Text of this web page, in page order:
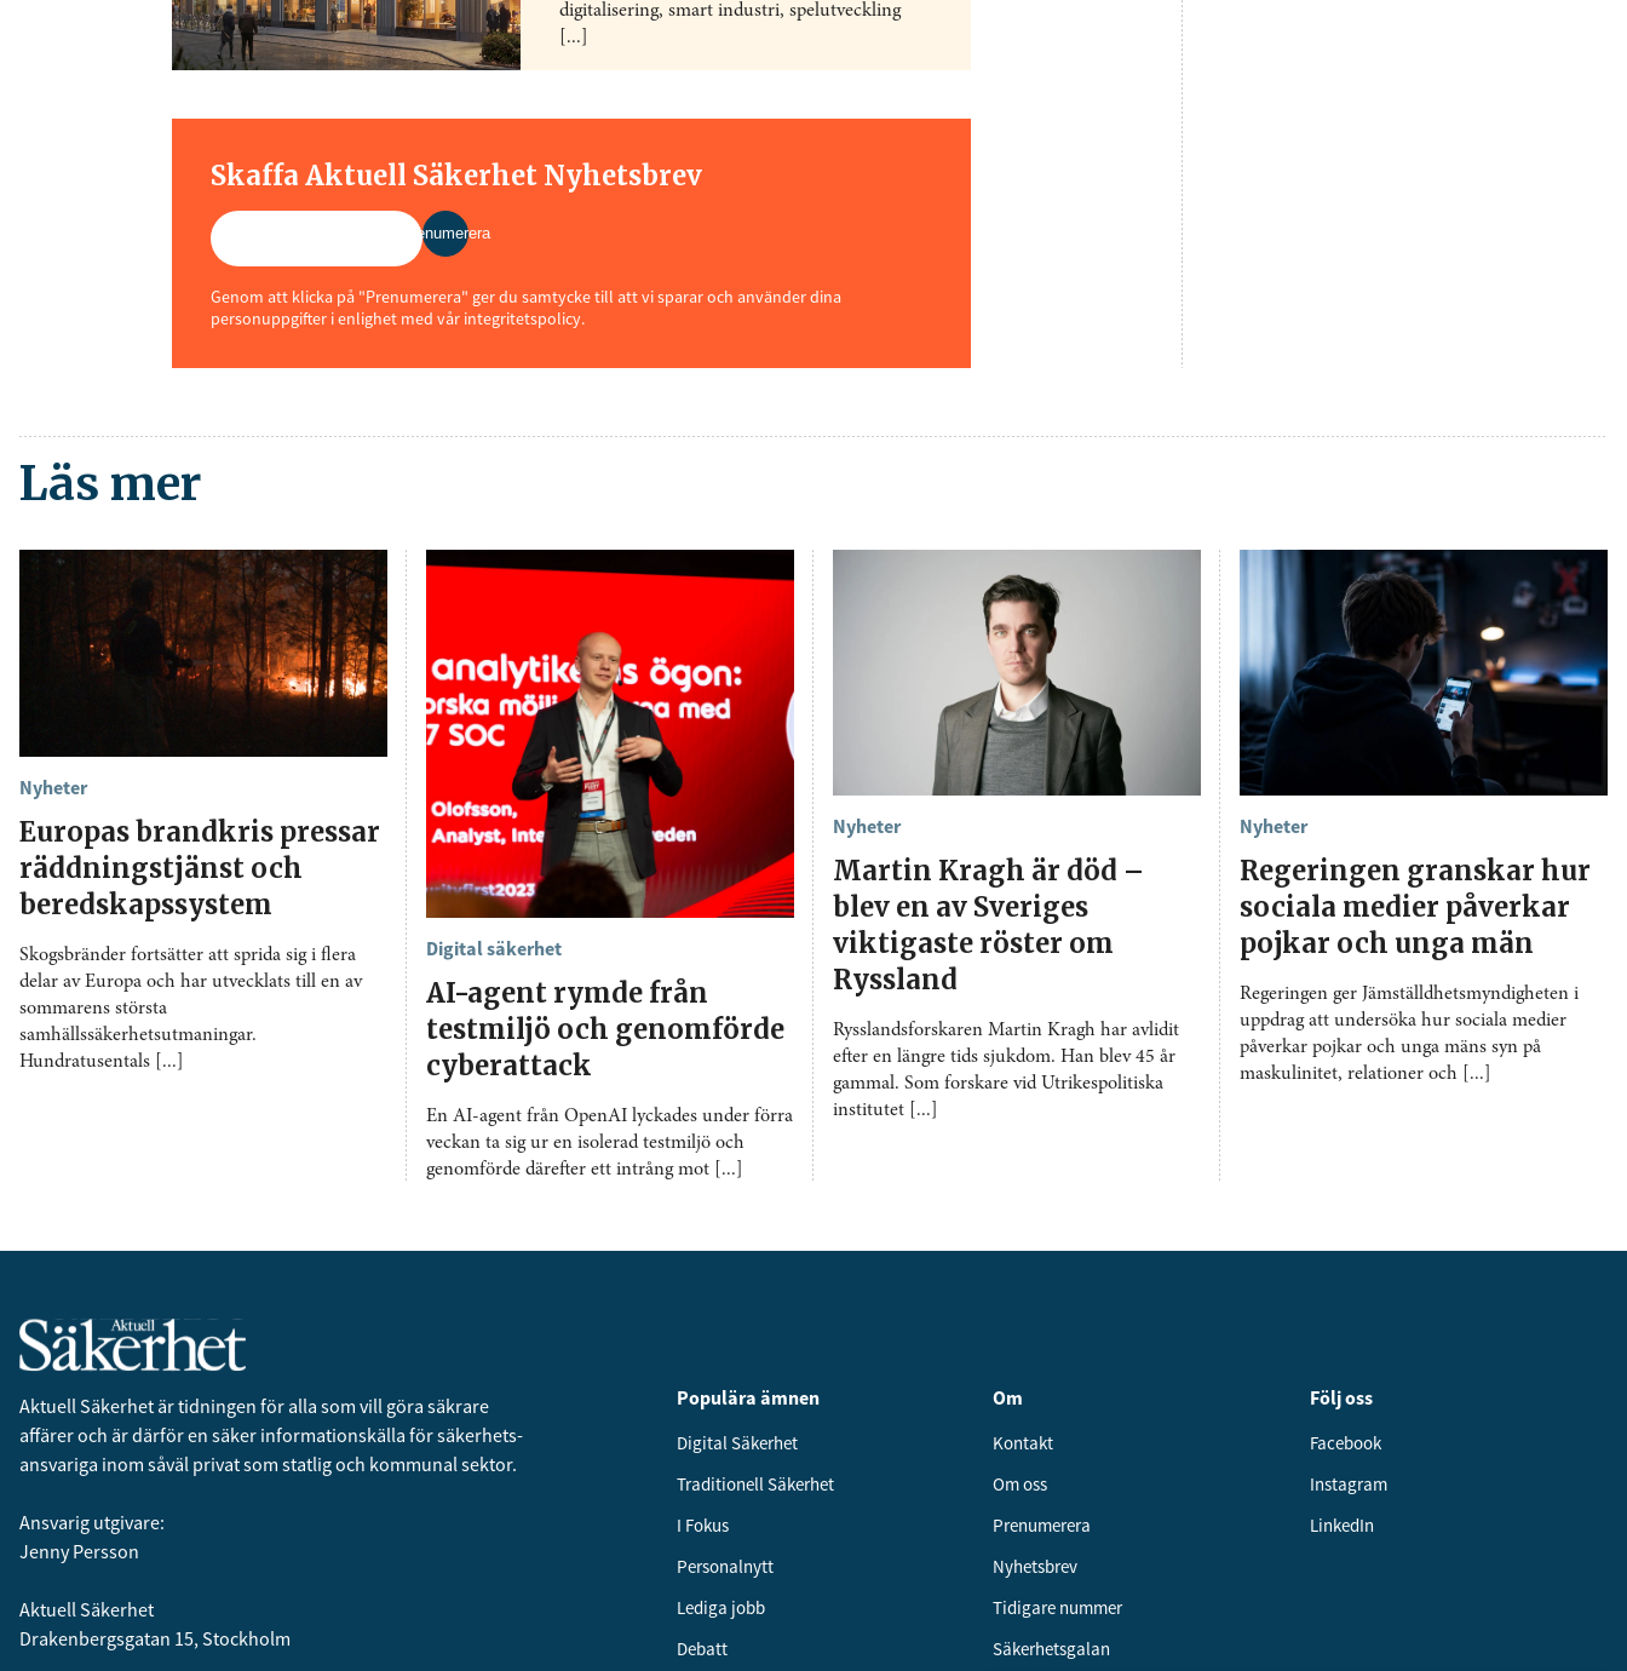
digitalisering, smart industri, spelutveckling
[...]
Skaffa Aktuell Säkerhet Nyhetsbrev
Prenumerera
Genom att klicka på "Prenumerera" ger du samtycke till att vi sparar och använder dina
personuppgifter i enlighet med vår integritetspolicy.
Läs mer
Nyheter
Europas brandkris pressar
räddningstjänst och
beredskapssystem
Skogsbränder fortsätter att sprida sig i flera
delar av Europa och har utvecklats till en av
sommarens största
samhällssäkerhetsutmaningar.
Hundratusentals [...]
Digital säkerhet
AI-agent rymde från
testmiljö och genomförde
cyberattack
En AI-agent från OpenAI lyckades under förra
veckan ta sig ur en isolerad testmiljö och
genomförde därefter ett intrång mot [...]
Nyheter
Martin Kragh är död –
blev en av Sveriges
viktigaste röster om
Ryssland
Rysslandsforskaren Martin Kragh har avlidit
efter en längre tids sjukdom. Han blev 45 år
gammal. Som forskare vid Utrikespolitiska
institutet [...]
Nyheter
Regeringen granskar hur
sociala medier påverkar
pojkar och unga män
Regeringen ger Jämställdhetsmyndigheten i
uppdrag att undersöka hur sociala medier
påverkar pojkar och unga mäns syn på
maskulinitet, relationer och [...]
Aktuell Säkerhet är tidningen för alla som vill göra säkrare
affärer och är därför en säker informationskälla för säkerhets­
ansvariga inom såväl privat som statlig och kommunal sektor.
Ansvarig utgivare:
Jenny Persson
Aktuell Säkerhet
Drakenbergsgatan 15, Stockholm
Populära ämnen
Digital Säkerhet
Traditionell Säkerhet
I Fokus
Personalnytt
Lediga jobb
Debatt
Om
Kontakt
Om oss
Prenumerera
Nyhetsbrev
Tidigare nummer
Säkerhetsgalan
Följ oss
Facebook
Instagram
LinkedIn